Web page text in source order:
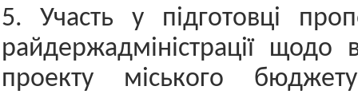
5. Участь у підготовці
райдержадміністрації
проекту міського